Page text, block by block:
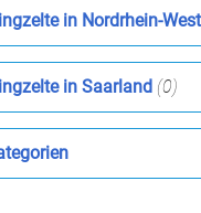
in Nordrhein-
in Saarland (0)